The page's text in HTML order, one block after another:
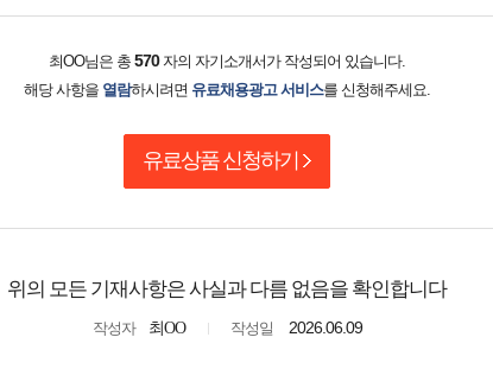
최OO님은 총 570자의 자기소개서가 작성되어 있습니다.
해당 사항을 열람하시려면 유료채용광고 서비스를 신청해주세요.
유료상품 신청하기
위의 모든 기재사항은 사실과 다름 없음을 확인합니다
작성자 최OO 작성일 2026.06.09